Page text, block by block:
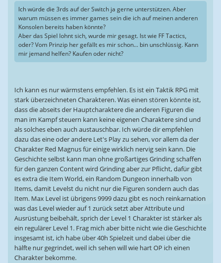
Ich würde die 3rds auf der Switch ja gerne unterstützen. Aber
warum müssen es immer games sein die ich auf meinen anderen
Konsolen bereits haben könnte?
Aber das Spiel lohnt sich, wurde mir gesagt. Ist wie FF Tactics,
oder? Vom Prinzip her gefällt es mir schon... bin unschlüssig. Kann
mir jemand helfen? Kaufen oder nicht?
Ich kann es nur wärmstens empfehlen. Es ist ein Taktik RPG mit
stark überzeichneten Charakteren. Was einen stören könnte ist,
dass die abseits der Hauptcharaktere die anderen Figuren die
man im Kampf steuern kann keine eigenen Charaktere sind und
als solches eben auch austauschbar. Ich würde dir empfehlen
dazu das eine oder andere Let's Play zu sehen, vor allem da der
Charakter Red Magnus für einige wirklich nervig sein kann. Die
Geschichte selbst kann man ohne großartiges Grinding schaffen
für den ganzen Content wird Grinding aber zur Pflicht, dafür gibt
es extra die Item World, ein Random Dungeon innerhalb von
Items, damit Levelst du nicht nur die Figuren sondern auch das
Item. Max Level ist übrigens 9999 dazu gibt es noch reinkarnation
was das Level wieder auf 1 zurück setzt aber Attribute und
Ausrüstung beibehält, sprich der Level 1 Charakter ist stärker als
ein regulärer Level 1. Frag mich aber bitte nicht wie die Geschichte
insgesamt ist, ich habe über 40h Spielzeit und dabei über die
hälfte nur gegrindet, weil ich sehen will wie hart OP ich einen
Charakter bekomme.